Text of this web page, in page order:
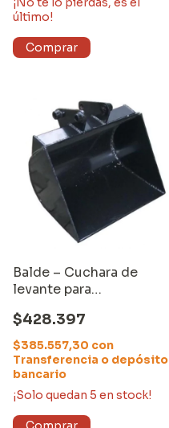
último!
Balde – Cuchara de
levante para
Equus de 60 cms.
$428.397
$385.557,30 con
Transferencia o depósito
bancario
¡Solo quedan 5 en stock!